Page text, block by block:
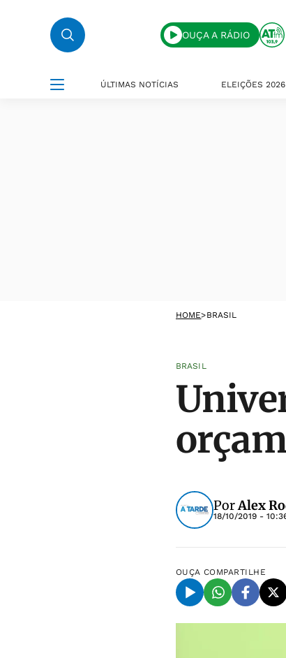
OUÇA A RÁDIO
ÚLTIMAS NOTÍCIAS ELEIÇÕES 2026
HOME>BRASIL
BRASIL
PorAlex
18/10/2019 -
OUÇA COMPARTILHE